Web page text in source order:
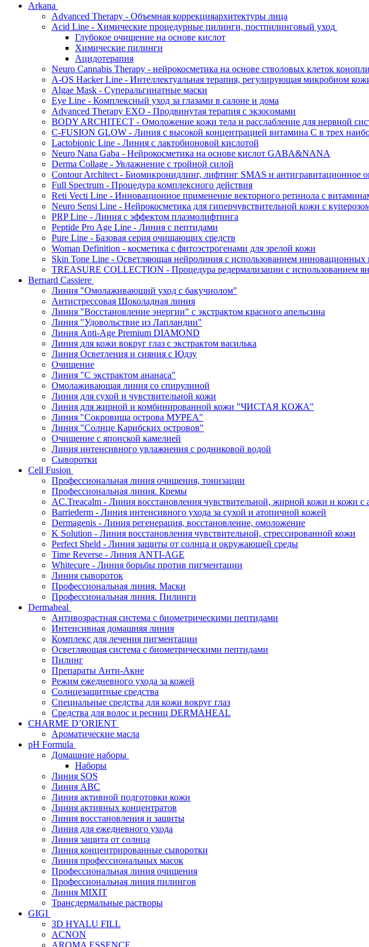
Arkana
Advanced Therapy - Объемная коррекцияархитектуры лица
Acid Line - Химические процедурные пилинги, постпилинговый уход
Глубокое очищение на основе кислот
Химические пилинги
Ацидотерапия
Neuro Cannabis Therapy - нейрокосметика на основе стволовых клеток
A-QS Hacker Line - Интеллектуальная терапия, регулирующая микробиом
Algae Mask - Суперальгинатные маски
Eye Line - Комплексный уход за глазами в салоне и дома
Advanced Therapy EXO - Продвинутая терапия с экзосомами
BODY ARCHITECT - Омоложение кожи тела и расслабление для нервной
C-FUSION GLOW - Линия с высокой концентрацией витамина C в трех
Lactobionic Line - Линия с лактобионовой кислотой
Neuro Nana Gaba - Нейрокосметика на основе кислот GABA&NANA
Derma Collage - Увлажнение с тройной силой
Contour Architect - Биомикронидлинг, лифтинг SMAS и антигравитационное
Full Spectrum - Процедура комплексного действия
Reti Vecti Line - Инновационное применение векторного ретинола с
Neuro Sensi Line - Нейрокосметика для гиперчувствительной кожи с
PRP Line - Линия с эффектом плазмолифтинга
Peptide Pro Age Line - Линия с пептидами
Pure Line - Базовая серия очищающих средств
Woman Definition - косметика с фитоэстрогенами для зрелой кожи
Skin Tone Line - Осветляющая нейролиния с использованием инновационных
TREASURE COLLECTION - Процедура редермализации с использованием
Bernard Cassiere
Линия "Омолаживающий уход с бакучиолом"
Антистрессовая Шоколадная линия
Линия "Восстановление энергии" с экстрактом красного апельсина
Линия "Удовольствие из Лапландии"
Линия Anti-Age Premium DIAMOND
Линия для кожи вокруг глаз с экстрактом василька
Линия Осветления и сияния с Юдзу
Очищение
Линия "С экстрактом ананаса"
Омолаживающая линия со спирулиной
Линия для сухой и чувствительной кожи
Линия для жирной и комбинированной кожи "ЧИСТАЯ КОЖА"
Линия "Сокровища острова МУРЕА"
Линия "Солнце Карибских островов"
Очищение с японской камелией
Линия интенсивного увлажнения с родниковой водой
Сыворотки
Cell Fusion
Профессиональная линия очищения, тонизации
Профессиональная линия. Кремы
AC.Treacalm - Линия восстановления чувствительной, жирной кожи и кожи с
Barriederm - Линия интенсивного ухода за сухой и атопичной кожей
Dermagenis - Линия регенерация, восстановление, омоложение
K Solution - Линия восстановления чувствительной, стрессированной кожи
Perfect Sheld - Линия защиты от солнца и окружающей среды
Time Reverse - Линия ANTI-AGE
Whitecure - Линия борьбы против пигментации
Линия сывороток
Профессиональная линия. Маски
Профессиональная линия. Пилинги
Dermaheal
Антивозрастная система с биометрическими пептидами
Интенсивная домашняя линия
Комплекс для лечения пигментации
Осветляющая система с биометрическими пептидами
Пилинг
Препараты Анти-Акне
Режим ежедневного ухода за кожей
Солнцезащитные средства
Специальные средства для кожи вокруг глаз
Средства для волос и ресниц DERMAHEAL
CHARME D’ORIENT
Ароматические масла
pH Formula
Домашние наборы
Наборы
Линия SOS
Линия АВС
Линия активной подготовки кожи
Линия активных концентратов
Линия восстановления и защиты
Линия для ежедневного ухода
Линия защита от солнца
Линия концентрированные сыворотки
Линия профессиональных масок
Профессиональная линия очищения
Профессиональная линия пилингов
Линия MIXIT
Трансдермальные растворы
GIGI
3D HYALU FILL
ACNON
AROMA ESSENCE